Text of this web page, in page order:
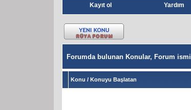
Kayıt ol Yardım
Forumda bulunan Konular, Forum ismi
Konu / Konuyu Başlatan